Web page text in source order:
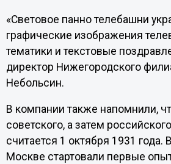
«Световое панно телебашни
графические изображения
тематики и текстовые
директор Нижегородского
Небольсин.
В компании также напомнили,
советского, а затем
считается 1 октября 1931 года.
Москве стартовали первые